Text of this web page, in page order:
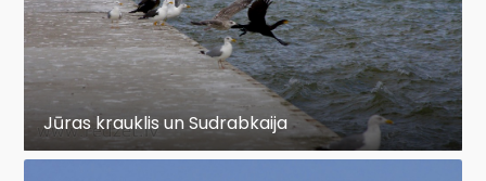
Jūras krauklis un Sudrabkaija